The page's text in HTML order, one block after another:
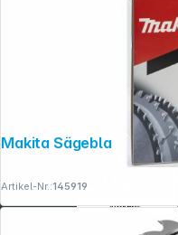
Artikel-Nr.:145919